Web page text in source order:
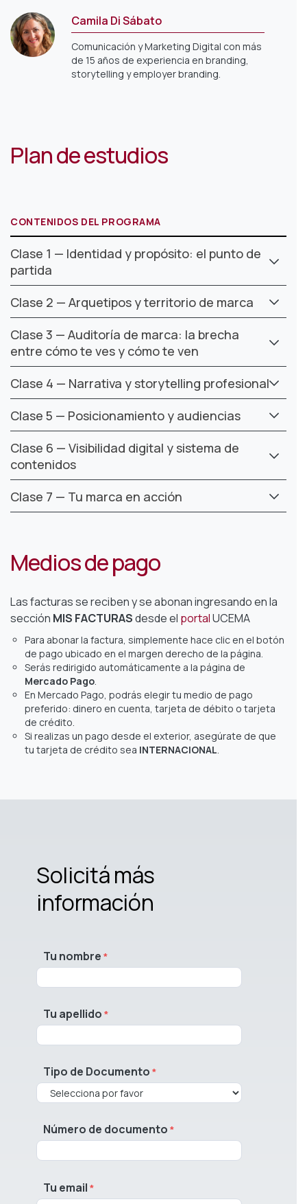
Camila Di Sábato
Comunicación y Marketing Digital con más
de 15 años de experiencia en branding,
storytelling y employer branding.
Plan de estudios
CONTENIDOS DEL PROGRAMA
Clase 1 — Identidad y propósito: el punto de
partida
Clase 2 — Arquetipos y territorio de marca
Clase 3 — Auditoría de marca: la brecha
entre cómo te ves y cómo te ven
Clase 4 — Narrativa y storytelling profesional
Clase 5 — Posicionamiento y audiencias
Clase 6 — Visibilidad digital y sistema de
contenidos
Clase 7 — Tu marca en acción
Medios de pago
Las facturas se reciben y se abonaningresando en la
sección MIS FACTURASdesde el portalUCEMA
Para abonar la factura, simplemente hace clic en el botón
de pago ubicado en el margen derecho de la página.
Serás redirigido automáticamente a la página de
Mercado Pago
En Mercado Pago, podrás elegir tu medio de pago
preferido: dinero en cuenta, tarjeta de débito o tarjeta
de crédito.
Si realizas un pago desde el exterior, asegúrate de que
tu tarjeta de crédito sea INTERNACIONAL
Solicitá más
información
Tu nombre
Tu apellido
Tipo de Documento
Número de documento
Tu email